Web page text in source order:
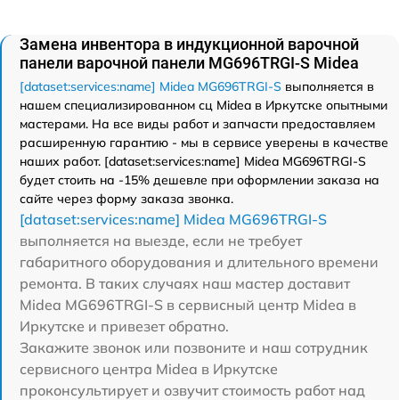
Замена инвентора в индукционной варочной
панели варочной панели MG696TRGI-S Midea
[dataset:services:name] Midea MG696TRGI-S выполняется в
нашем специализированном сц Midea в Иркутске опытными
мастерами. На все виды работ и запчасти предоставляем
расширенную гарантию - мы в сервисе уверены в качестве
наших работ. [dataset:services:name] Midea MG696TRGI-S
будет стоить на -15% дешевле при оформлении заказа на
сайте через форму заказа звонка.
[dataset:services:name] Midea MG696TRGI-S
выполняется на выезде, если не требует
габаритного оборудования и длительного времени
ремонта. В таких случаях наш мастер доставит
Midea MG696TRGI-S в сервисный центр Midea в
Иркутске и привезет обратно.
Закажите звонок или позвоните и наш сотрудник
сервисного центра Midea в Иркутске
проконсультирует и озвучит стоимость работ над